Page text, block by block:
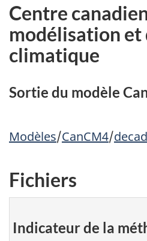
Centre
modélisation et
climatique
Sortie du modèle
Modèles/CanCM4/
Fichiers
Indicateur de la